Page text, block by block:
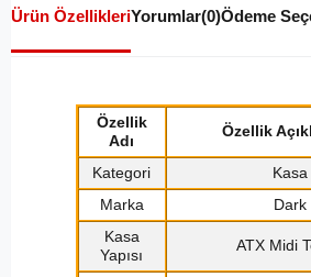
Ürün ÖzellikleriYorumlar(0)Ödeme
Özellik
Adı
Özellik
Kategori
Kasa
Marka
Dark
Kasa
Yapısı
ATX Midi